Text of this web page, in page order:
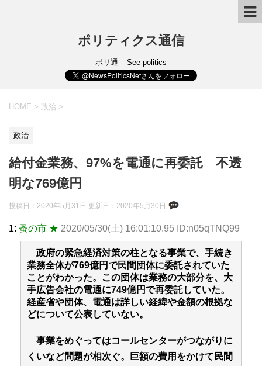
ポリティクス通信
ポリ通 – See politics
HOME > 政治 >
政治
給付金業務、97%を電通に再委託 不透
明な769億円
投稿日：2020年5月31日 更新日： 2020年5月30日
1: 蚤の市 ★ 2020/05/30(土) 16:01:10.95 ID:n05qTNQ99
政府の緊急経済対策の柱となる事業で、手続き
業務全体が769億円で民間団体に委託されていた
ことがわかった。この団体は業務の大部分を、大
手広告会社の電通に749億円で再委託していた。
経産省や団体、電通は詳しい経緯や金額の根拠な
どについて公表していない。
事業をめぐってはコールセンターがつながりに
くいなど問題が相次ぐ。巨額の費用をかけて民間